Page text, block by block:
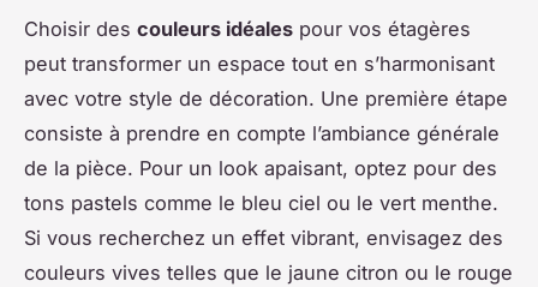
Choisir des couleurs idéales pour vos étagères
peut transformer un espace tout en s’harmonisant
avec votre style de décoration. Une première étape
consiste à prendre en compte l’ambiance générale
de la pièce. Pour un look apaisant, optez pour des
tons pastels comme le bleu ciel ou le vert menthe.
Si vous recherchez un effet vibrant, envisagez des
couleurs vives telles que le jaune citron ou le rouge